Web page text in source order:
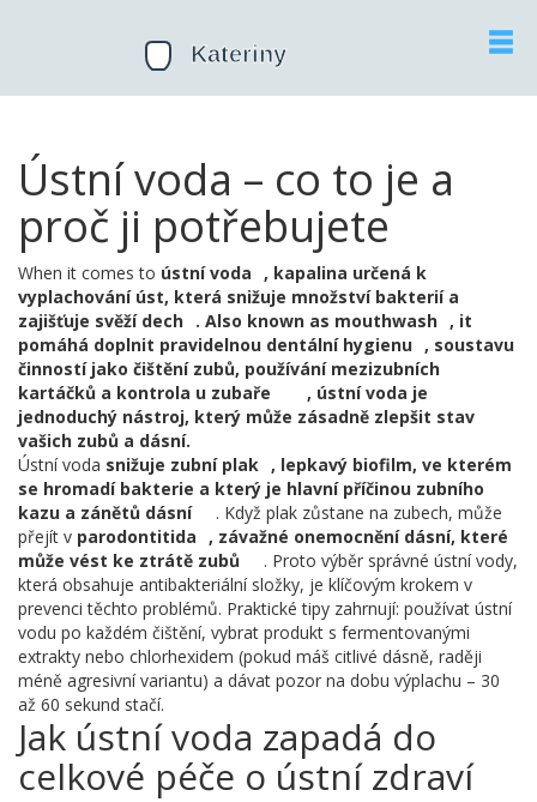
Ústní voda – co to je a
proč ji potřebujete
When it comes to ústní voda , kapalina určená k
vyplachování úst, která snižuje množství bakterií a
zajišťuje svěží dech . Also known as mouthwash , it
pomáhá doplnit pravidelnou dentální hygienu , soustavu
činností jako čištění zubů, používání mezizubních
kartáčků a kontrola u zubaře
, ústní voda je
jednoduchý nástroj, který může zásadně zlepšit stav
vašich zubů a dásní.
Ústní voda snižuje zubní plak , lepkavý biofilm, ve kterém
se hromadí bakterie a který je hlavní příčinou zubního
kazu a zánětů dásní
. Když plak zůstane na zubech, může
přejít v parodontitida , závažné onemocnění dásní, které
může vést ke ztrátě zubů
. Proto výběr správné ústní vody,
která obsahuje antibakteriální složky, je klíčovým krokem v
prevenci těchto problémů. Praktické tipy zahrnují: používat ústní
vodu po každém čištění, vybrat produkt s fermentovanými
extrakty nebo chlorhexidem (pokud máš citlivé dásně, raději
méně agresivní variantu) a dávat pozor na dobu výplachu – 30
až 60 sekund stačí.
Jak ústní voda zapadá do
celkové péče o ústní zdraví